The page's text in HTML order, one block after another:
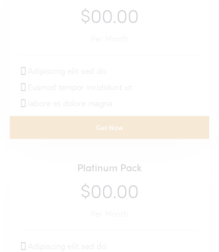
$00.00
Adipiscing elit sed do.
Eusmod tempor incididunt ut.
labore et dolore magna.
Get Now
Platinum Pack
$00.00
Adipiscing elit sed do.